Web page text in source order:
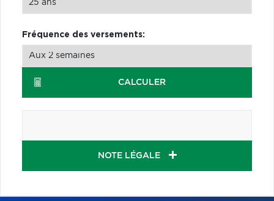
Fréquence des versements:
CALCULER
NOTE LÉGALE